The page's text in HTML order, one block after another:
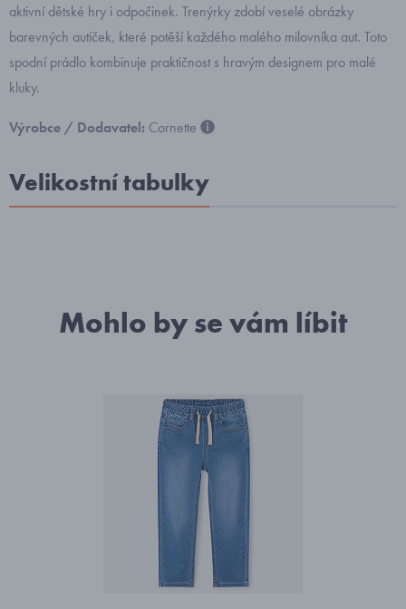
aktivní dětské hry i odpočinek. Trenýrky zdobí veselé obrázky
barevných autíček, které potěší každého malého milovníka aut. Toto
spodní prádlo kombinuje praktičnost s hravým designem pro malé
kluky.
Výrobce / Dodavatel: Cornette
Velikostní tabulky
Mohlo by se vám líbit